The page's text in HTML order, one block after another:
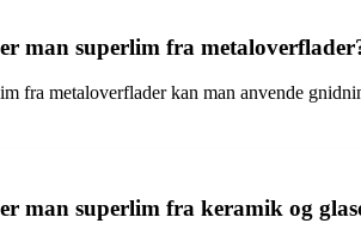
man superlim fra
fra metaloverflader kan man anvende
man superlim fra keramik og